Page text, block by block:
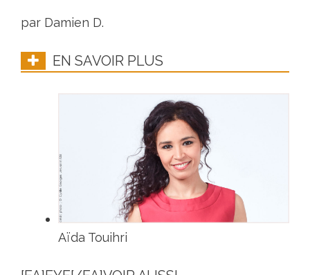
par Damien D.
EN SAVOIR PLUS
Aïda Touihri